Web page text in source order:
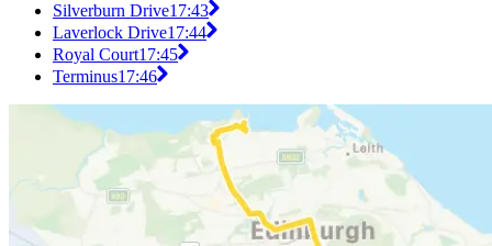
Silverburn Drive17:43
Laverlock Drive17:44
Royal Court17:45
Terminus17:46